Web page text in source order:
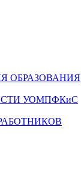
ОБРАЗОВАНИЯ
УОМПФКиС